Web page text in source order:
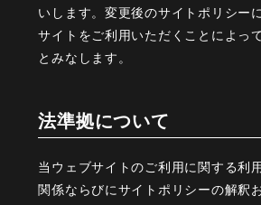
いします。変更後のサイトポリシー
サイトをご利用いただくことによっ
とみなします。
法準拠について
当ウェブサイトのご利用に関する利
関係ならびにサイトポリシーの解釈